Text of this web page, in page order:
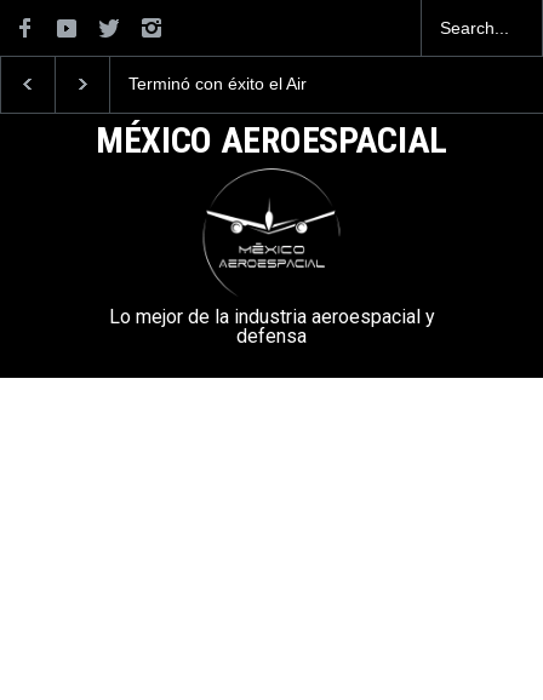
éxito el Air
Desfile Conmemorativo de
de México
MÉXICO AEROESPACIAL
Lo mejor de la industria aeroespacial y
defensa